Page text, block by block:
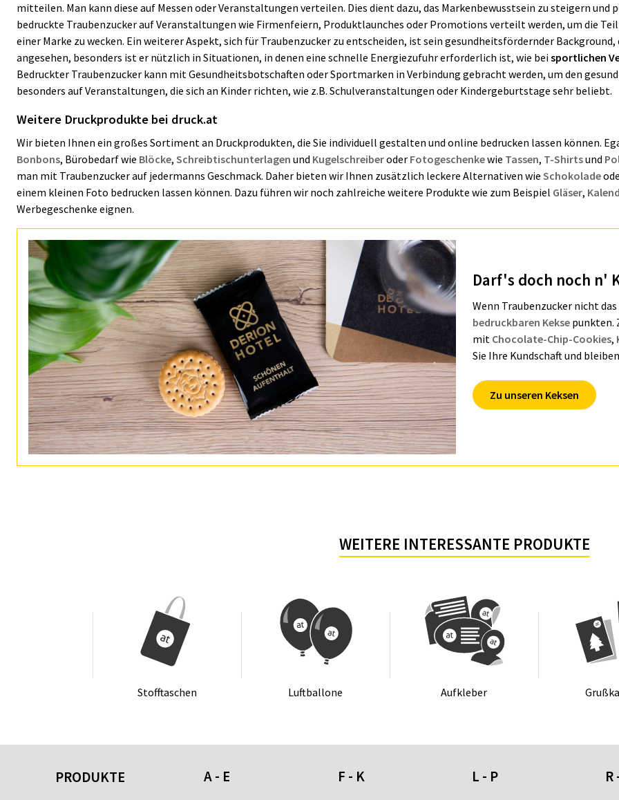
mitteilen. Man kann diese auf Messen oder Veranstaltungen verteilen. Dies dient dazu, das Markenbewusstsein zu steigern
bedruckte Traubenzucker auf Veranstaltungen wie Firmenfeiern, Produktlaunches oder Promotions verteilt werden, um die
einer Marke zu wecken. Ein weiterer Aspekt, sich für Traubenzucker zu entscheiden, ist sein gesundheitsfördernder
angesehen, besonders ist er nützlich in Situationen, in denen eine schnelle Energiezufuhr erforderlich ist, wie beisportlichen
Bedruckter Traubenzucker kann mit Gesundheitsbotschaften oder Sportmarken in Verbindung gebracht werden, um den
besonders auf Veranstaltungen, die sich an Kinder richten, wie z.B. Schulveranstaltungen oder Kindergeburtstage sehr beliebt.
Weitere Druckprodukte bei druck.at
Wir bieten Ihnen ein großes Sortiment an Druckprodukten, die Sie individuell gestalten und online bedrucken lassen können.
Bonbons, Bürobedarf wie Blöcke, Schreibtischunterlagen und Kugelschreiberoder Fotogeschenkewie Tassen, T-Shirtsund
man mit Traubenzucker auf jedermanns Geschmack. Daher bieten wir Ihnen zusätzlich leckere Alternativen wie Schokolade
einem kleinen Foto bedrucken lassen können. Dazu führen wir noch zahlreiche weitere Produkte wie zum Beispiel Gläser,
Werbegeschenke eignen.
Darf's doch noch n'
Wenn Traubenzucker nicht
bedruckbaren Kekse punkten.
mit Chocolate-Chip-Cookies,
Sie Ihre Kundschaft und
Zu unseren Keksen
WEITERE INTERESSANTE PRODUKTE
Stoff­ta­schen Luft­bal­lo­ne Auf­kle­ber
PRODUKTE A - E F - K L - P R